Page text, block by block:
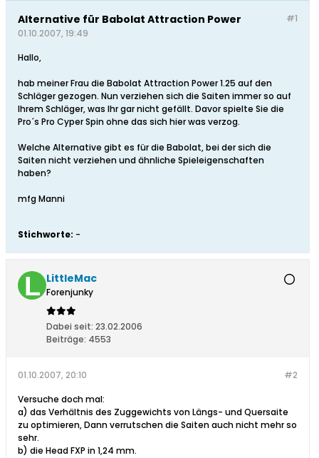
#1
Alternative für Babolat Attraction Power
01.10.2007, 19:49
Hallo,
hab meiner Frau die Babolat Attraction Power 1.25 auf den
Schläger gezogen. Nun verziehen sich die Saiten immer so auf
Ihrem Schläger, was Ihr gar nicht gefällt. Davor spielte Sie die
Pro´s Pro Cyper Spin ohne das sich hier was verzog.
Welche Alternative gibt es für die Babolat, bei der sich die
Saiten nicht verziehen und ähnliche Spieleigenschaften
haben?
mfg Manni
Stichworte: -
LittleMac
Forenjunky
Dabei seit: 23.02.2006
Beiträge: 4553
#2
01.10.2007, 20:10
Versuche doch mal:
a) das Verhältnis des Zuggewichts von Längs- und Quersaite
zu optimieren, Dann verrutschen die Saiten auch nicht mehr so
sehr.
b) die Head FXP in 1,24 mm.